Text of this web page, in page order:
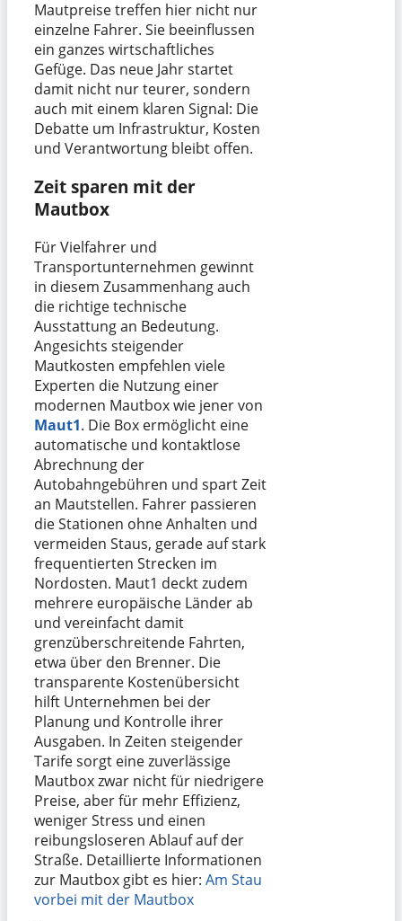
Mautpreise treffen hier nicht nur
einzelne Fahrer. Sie beeinflussen
ein ganzes wirtschaftliches
Gefüge. Das neue Jahr startet
damit nicht nur teurer, sondern
auch mit einem klaren Signal: Die
Debatte um Infrastruktur, Kosten
und Verantwortung bleibt offen.
Zeit sparen mit der
Mautbox
Für Vielfahrer und
Transportunternehmen gewinnt
in diesem Zusammenhang auch
die richtige technische
Ausstattung an Bedeutung.
Angesichts steigender
Mautkosten empfehlen viele
Experten die Nutzung einer
modernen Mautbox wie jener von
Maut1. Die Box ermöglicht eine
automatische und kontaktlose
Abrechnung der
Autobahngebühren und spart Zeit
an Mautstellen. Fahrer passieren
die Stationen ohne Anhalten und
vermeiden Staus, gerade auf stark
frequentierten Strecken im
Nordosten. Maut1 deckt zudem
mehrere europäische Länder ab
und vereinfacht damit
grenzüberschreitende Fahrten,
etwa über den Brenner. Die
transparente Kostenübersicht
hilft Unternehmen bei der
Planung und Kontrolle ihrer
Ausgaben. In Zeiten steigender
Tarife sorgt eine zuverlässige
Mautbox zwar nicht für niedrigere
Preise, aber für mehr Effizienz,
weniger Stress und einen
reibungsloseren Ablauf auf der
Straße. Detaillierte Informationen
zur Mautbox gibt es hier: Am Stau
vorbei mit der Mautbox